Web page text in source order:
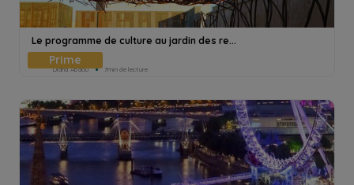
Le programme de culture au jardin des re...
Diana Abdou 7min de lecture